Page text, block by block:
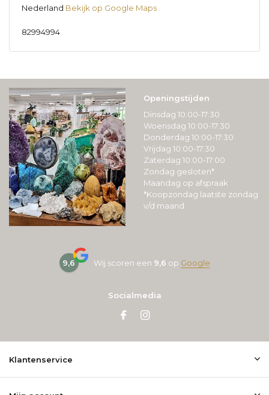
Nederland Bekijk op Google Maps
82994994
Openingstijden
Dinsdag 10:00-17:30
Woensdag 10:00-17:30
Donderdag 10:00-17:30
Vrijdag 10:00-17:30
Zaterdag 10:00-17:00
Zondag gesloten*
Maandag op afspraak
*Koopzondag laatste zondag
v/d maand
9,6 Wij scoren een 9,6 op Google
Socialmedia
Klantenservice